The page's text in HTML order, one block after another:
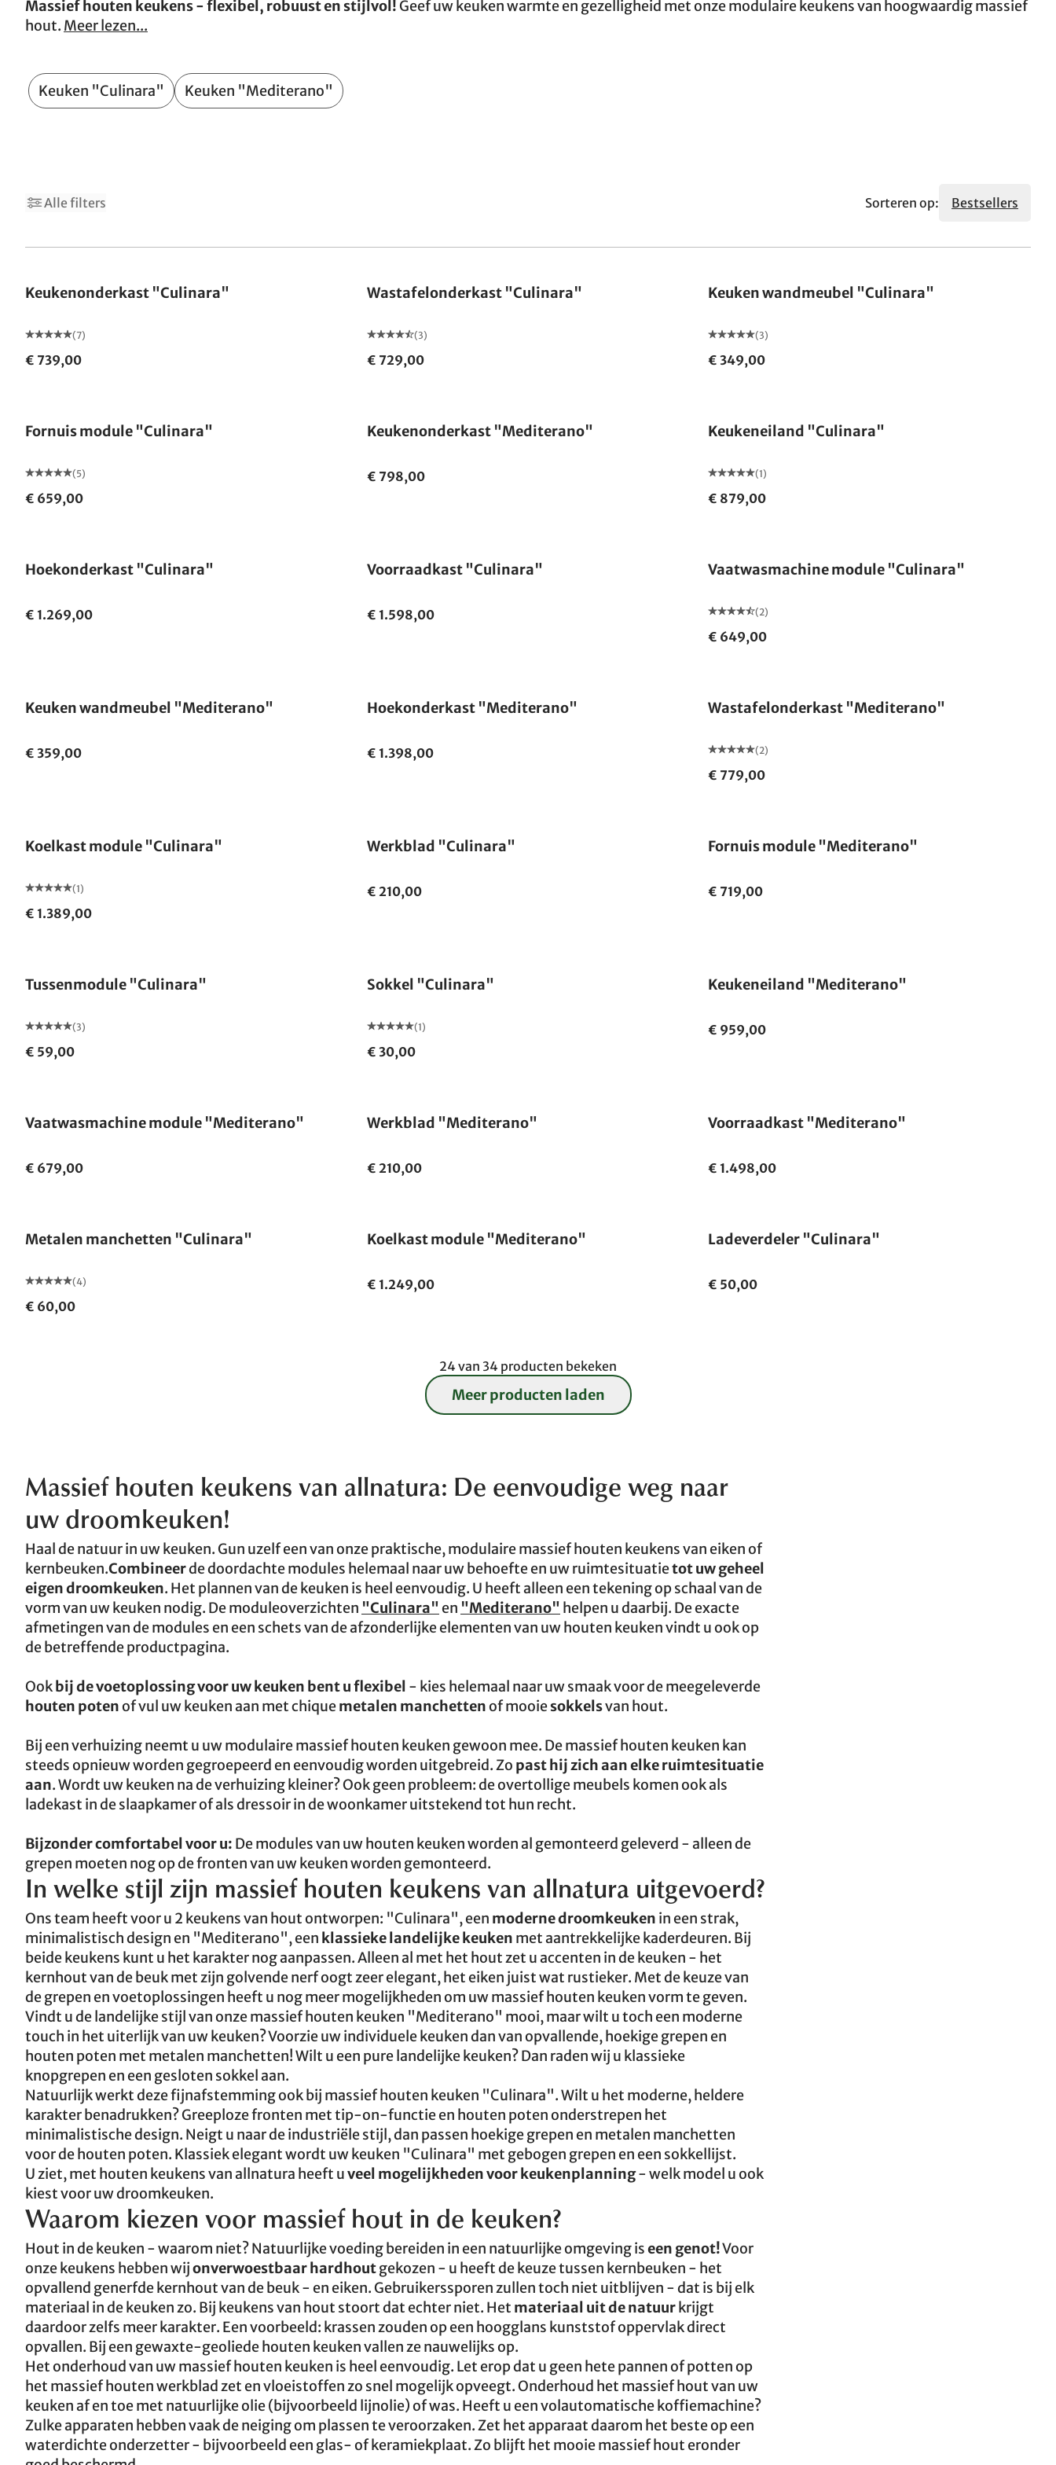
Massief houten keukens - flexibel, robuust en stijlvol!Geef uw keuken warmte en gezelligheid met onze modulaire keukens van hoogwaardig massief
hout. Meer lezen...
Keuken "Culinara" Keuken "Mediterano"
Alle filters Sorteren op: Bestsellers
Keukenonderkast "Culinara"
(7)
€ 739,00
Wastafelonderkast "Culinara"
(3)
€ 729,00
Keuken wandmeubel "Culinara"
(3)
€ 349,00
Fornuis module "Culinara"
(5)
€ 659,00
Keukenonderkast "Mediterano"
€ 798,00
Keukeneiland "Culinara"
(1)
€ 879,00
Hoekonderkast "Culinara"
€ 1.269,00
Voorraadkast "Culinara"
€ 1.598,00
Vaatwasmachine module "Culinara"
(2)
€ 649,00
Keuken wandmeubel "Mediterano"
€ 359,00
Hoekonderkast "Mediterano"
€ 1.398,00
Wastafelonderkast "Mediterano"
(2)
€ 779,00
Koelkast module "Culinara"
(1)
€ 1.389,00
Werkblad "Culinara"
€ 210,00
Fornuis module "Mediterano"
€ 719,00
Tussenmodule "Culinara"
(3)
€ 59,00
Sokkel "Culinara"
(1)
€ 30,00
Keukeneiland "Mediterano"
€ 959,00
Vaatwasmachine module "Mediterano"
€ 679,00
Werkblad "Mediterano"
€ 210,00
Voorraadkast "Mediterano"
€ 1.498,00
Metalen manchetten "Culinara"
(4)
€ 60,00
Koelkast module "Mediterano"
€ 1.249,00
Ladeverdeler "Culinara"
€ 50,00
2
24 van 34 producten bekeken
Meer producten laden
Massief houten keukens van allnatura: De eenvoudige weg naar
uw droomkeuken!
Haal de natuur in uw keuken. Gun uzelf een van onze praktische, modulaire massief houten keukens van eiken of
kernbeuken.Combineerde doordachte modules helemaal naar uw behoefte en uw ruimtesituatietot uw geheel
eigen droomkeuken. Het plannen van de keuken is heel eenvoudig. U heeft alleen een tekening op schaal van de
vorm van uw keuken nodig. De moduleoverzichten "Culinara" en "Mediterano" helpen u daarbij. De exacte
afmetingen van de modules en een schets van de afzonderlijke elementen van uw houten keuken vindt u ook op
de betreffende productpagina.
Ookbij de voetoplossing voor uw keuken bent u flexibel - kies helemaal naar uw smaak voor de meegeleverde
houten potenof vul uw keuken aan met chiquemetalen manchettenof mooiesokkelsvan hout.
Bij een verhuizing neemt u uw modulaire massief houten keuken gewoon mee. De massief houten keuken kan
steeds opnieuw worden gegroepeerd en eenvoudig worden uitgebreid. Zo past hij zich aan elke ruimtesituatie
aan. Wordt uw keuken na de verhuizing kleiner? Ook geen probleem: de overtollige meubels komen ook als
ladekast in de slaapkamer of als dressoir in de woonkamer uitstekend tot hun recht.
Bijzonder comfortabel voor u: De modules van uw houten keuken worden al gemonteerd geleverd - alleen de
grepen moeten nog op de fronten van uw keuken worden gemonteerd.
In welke stijl zijn massief houten keukens van allnatura uitgevoerd?
Ons team heeft voor u 2 keukens van hout ontworpen: "Culinara", een moderne droomkeuken in een strak,
minimalistisch design en "Mediterano", een klassieke landelijke keuken met aantrekkelijke kaderdeuren. Bij
beide keukens kunt u het karakter nog aanpassen. Alleen al met het hout zet u accenten in de keuken - het
kernhout van de beuk met zijn golvende nerf oogt zeer elegant, het eiken juist wat rustieker. Met de keuze van
de grepen en voetoplossingen heeft u nog meer mogelijkheden om uw massief houten keuken vorm te geven.
Vindt u de landelijke stijl van onze massief houten keuken "Mediterano" mooi, maar wilt u toch een moderne
touch in het uiterlijk van uw keuken? Voorzie uw individuele keuken dan van opvallende, hoekige grepen en
houten poten met metalen manchetten! Wilt u een pure landelijke keuken? Dan raden wij u klassieke
knopgrepen en een gesloten sokkel aan.
Natuurlijk werkt deze fijnafstemming ook bij massief houten keuken "Culinara". Wilt u het moderne, heldere
karakter benadrukken? Greeploze fronten met tip-on-functie en houten poten onderstrepen het
minimalistische design. Neigt u naar de industriële stijl, dan passen hoekige grepen en metalen manchetten
voor de houten poten. Klassiek elegant wordt uw keuken "Culinara" met gebogen grepen en een sokkellijst.
U ziet, met houten keukens van allnatura heeft uveel mogelijkheden voor keukenplanning- welk model u ook
kiest voor uw droomkeuken.
Waarom kiezen voor massief hout in de keuken?
Hout in de keuken - waarom niet? Natuurlijke voeding bereiden in een natuurlijke omgeving iseen genot!Voor
onze keukens hebben wijonverwoestbaar hardhoutgekozen - u heeft de keuze tussen kernbeuken - het
opvallend generfde kernhout van de beuk - en eiken. Gebruikerssporen zullen toch niet uitblijven - dat is bij elk
materiaal in de keuken zo. Bij keukens van hout stoort dat echter niet. Het materiaal uit de natuurkrijgt
daardoor zelfs meer karakter. Een voorbeeld: krassen zouden op een hoogglans kunststof oppervlak direct
opvallen. Bij een gewaxte-geoliede houten keuken vallen ze nauwelijks op.
Het onderhoud van uw massief houten keuken is heel eenvoudig. Let erop dat u geen hete pannen of potten op
het massief houten werkblad zet en vloeistoffen zo snel mogelijk opveegt. Onderhoud het massief hout van uw
keuken af en toe met natuurlijke olie (bijvoorbeeld lijnolie) of was. Heeft u een volautomatische koffiemachine?
Zulke apparaten hebben vaak de neiging om plassen te veroorzaken. Zet het apparaat daarom het beste op een
waterdichte onderzetter - bijvoorbeeld een glas- of keramiekplaat. Zo blijft het mooie massief hout eronder